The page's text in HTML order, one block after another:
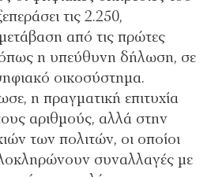
τις 2.250,
από τις πρώτες
όπως η υπεύθυνη δήλωση, σε
οικοσύστημα.
η πραγματική επιτυχία
αριθμούς, αλλά στην
των πολιτών, οι οποίοι
συναλλαγές με